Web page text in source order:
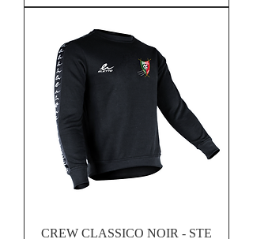
CREW CLASSICO NOIR - STE